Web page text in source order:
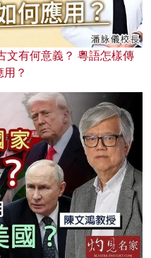
文有何意義？ 粵語怎樣傳
？